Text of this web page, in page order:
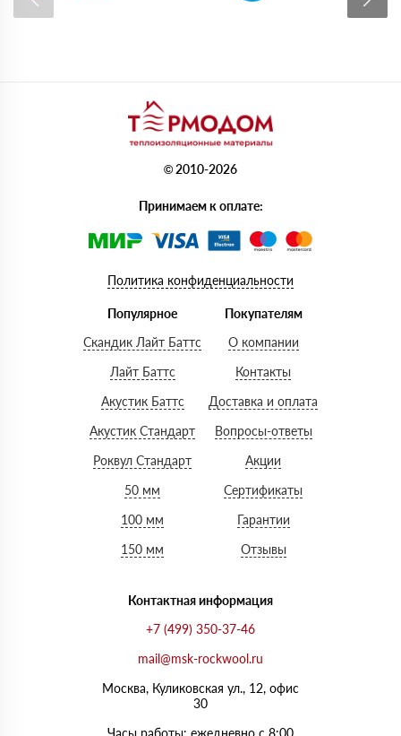
© 2010-2026
Принимаем к оплате:
Политика конфиденциальности
Популярное
Скандик Лайт Баттс
Лайт Баттс
Акустик Баттс
Акустик Стандарт
Роквул Стандарт
50 мм
100 мм
150 мм
Покупателям
О компании
Контакты
Доставка и оплата
Вопросы-ответы
Акции
Сертификаты
Гарантии
Отзывы
Контактная информация
+7 (499) 350-37-46
mail@msk-rockwool.ru
Москва, Куликовская ул., 12, офис
30